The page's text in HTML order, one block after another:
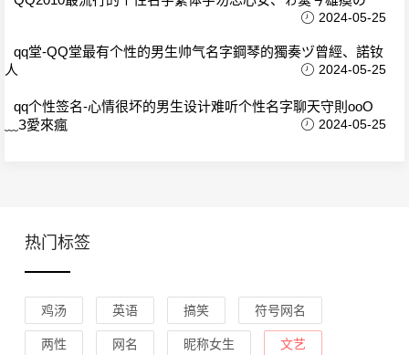
2024-05-25
qq堂-QQ堂最有个性的男生帅气名字鋼琴的獨奏ヅ曾經、諾钕
人
2024-05-25
qq个性签名-心情很坏的男生设计难听个性名字聊天守則oοО
﹏З愛來瘋
2024-05-25
热门标签
鸡汤 英语 搞笑 符号网名
两性 网名 昵称女生 文艺